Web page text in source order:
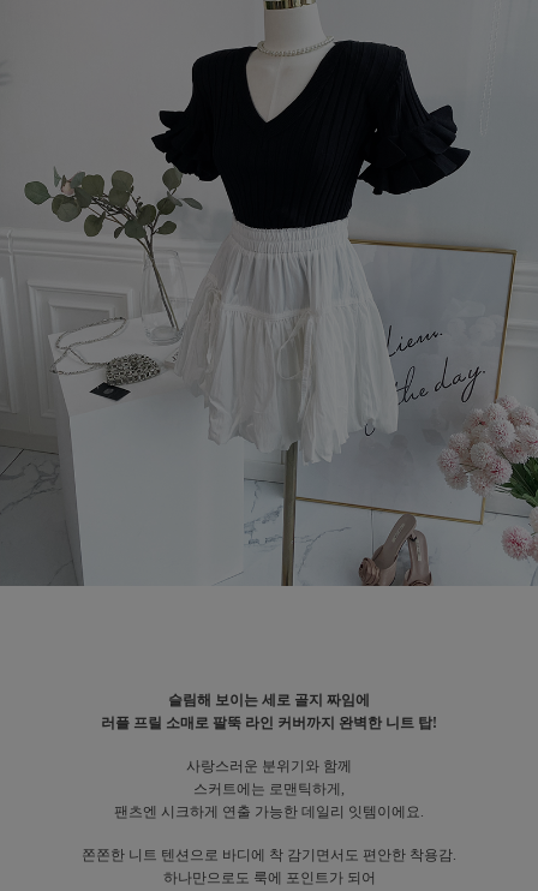
슬림해 보이는 세로 골지 짜임에
러플 프릴 소매로 팔뚝 라인 커버까지 완벽한 니트 탑!
사랑스러운 분위기와 함께
스커트에는 로맨틱하게,
팬츠엔 시크하게 연출 가능한 데일리 잇템이에요.
쫀쫀한 니트 텐션으로 바디에 착 감기면서도 편안한 착용감.
하나만으로도 룩에 포인트가 되어